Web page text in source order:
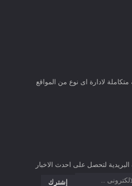
لادارة اى نوع من المواقع
لتحصل على احدث الاخبار